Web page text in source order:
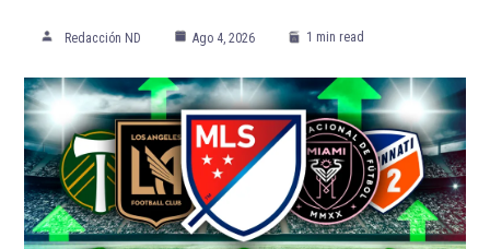
Redacción ND Ago 4, 2026 1 min read